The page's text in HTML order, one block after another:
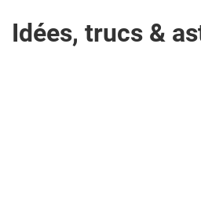
Idées, trucs &